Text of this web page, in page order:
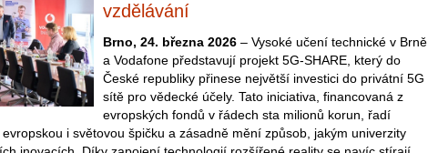
vzdělávání
Brno, 24. března 2026 – Vysoké učení technické v Brně
a Vodafone představují projekt 5G-SHARE, který do
České republiky přinese největší investici do privátní 5G
sítě pro vědecké účely. Tato iniciativa, financovaná z
evropských fondů v řádech sta milionů korun, řadí
i světovou špičku a zásadně mění způsob, jakým univerzity